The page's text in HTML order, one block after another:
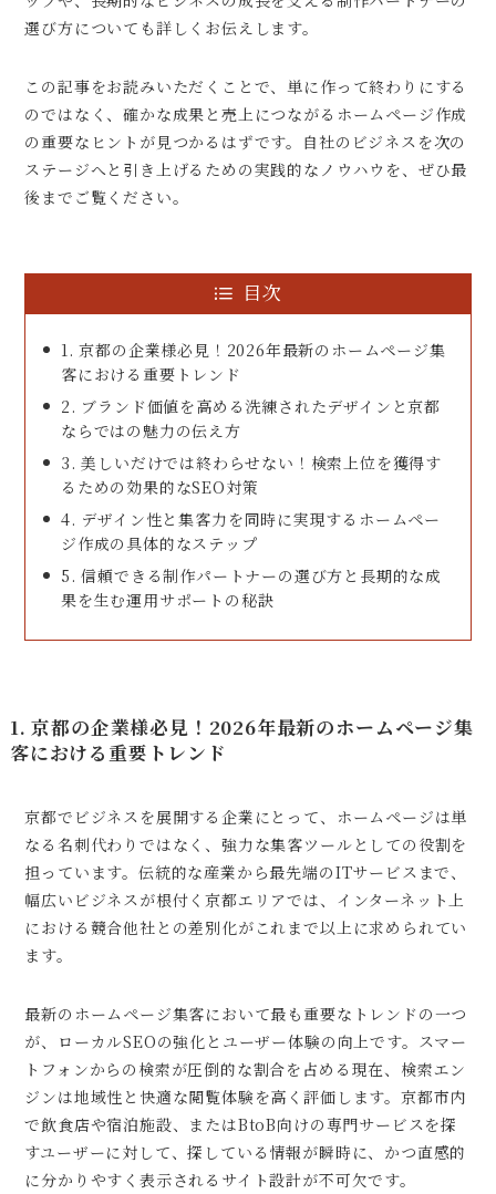
選び方についても詳しくお伝えします。
この記事をお読みいただくことで、単に作って終わりにする
のではなく、確かな成果と売上につながるホームページ作成
の重要なヒントが見つかるはずです。自社のビジネスを次の
ステージへと引き上げるための実践的なノウハウを、ぜひ最
後までご覧ください。
目次
1. 京都の企業様必見！2026年最新のホームページ集
客における重要トレンド
2. ブランド価値を高める洗練されたデザインと京都
ならではの魅力の伝え方
3. 美しいだけでは終わらせない！検索上位を獲得す
るための効果的なSEO対策
4. デザイン性と集客力を同時に実現するホームペー
ジ作成の具体的なステップ
5. 信頼できる制作パートナーの選び方と長期的な成
果を生む運用サポートの秘訣
1. 京都の企業様必見！2026年最新のホームページ集
客における重要トレンド
京都でビジネスを展開する企業にとって、ホームページは単
なる名刺代わりではなく、強力な集客ツールとしての役割を
担っています。伝統的な産業から最先端のITサービスまで、
幅広いビジネスが根付く京都エリアでは、インターネット上
における競合他社との差別化がこれまで以上に求められてい
ます。
最新のホームページ集客において最も重要なトレンドの一つ
が、ローカルSEOの強化とユーザー体験の向上です。スマー
トフォンからの検索が圧倒的な割合を占める現在、検索エン
ジンは地域性と快適な閲覧体験を高く評価します。京都市内
で飲食店や宿泊施設、またはBtoB向けの専門サービスを探
すユーザーに対して、探している情報が瞬時に、かつ直感的
に分かりやすく表示されるサイト設計が不可欠です。